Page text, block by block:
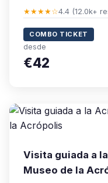
★★★★☆4.4 (12.0k+
COMBO TICKET
desde
€42
Visita guiada a
Museo de la